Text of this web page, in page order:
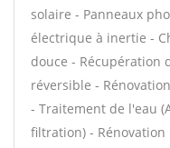
solaire - Panneaux
électrique à inertie -
douce - Récupération
réversible -
- Traitement de l'eau
filtration) -